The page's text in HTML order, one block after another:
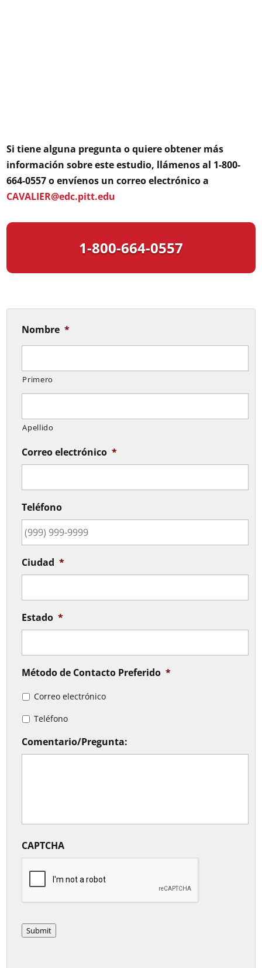
Si tiene alguna pregunta o quiere obtener más
información sobre este estudio, llámenos al 1-800-
664-0557 o envíenos un correo electrónico a
CAVALIER@edc.pitt.edu
1-800-664-0557
Nombre *
Primero
Apellido
Correo electrónico *
Teléfono
Ciudad *
Estado *
Método de Contacto Preferido *
Correo electrónico
Teléfono
Comentario/Pregunta:
CAPTCHA
Submit